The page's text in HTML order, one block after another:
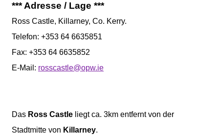
*** Adresse / Lage ***
Ross Castle, Killarney, Co. Kerry.
Telefon: +353 64 6635851
Fax: +353 64 6635852
E-Mail: rosscastle@opw.ie
Das Ross Castle liegt ca. 3km entfernt von der
Stadtmitte von Killarney.